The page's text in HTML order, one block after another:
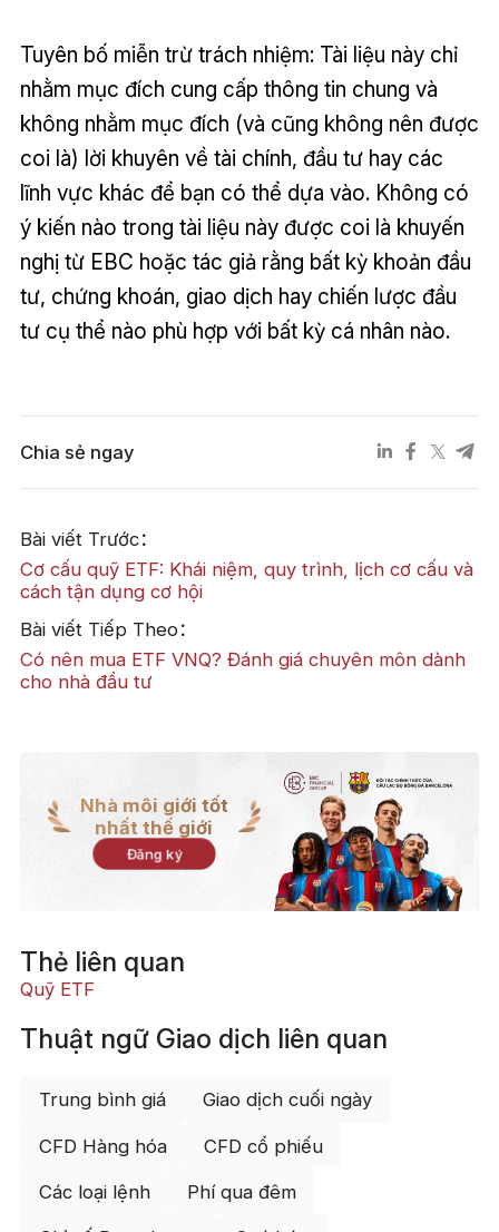
Tuyên bố miễn trừ trách nhiệm: Tài liệu này chỉ
nhằm mục đích cung cấp thông tin chung và
không nhằm mục đích (và cũng không nên được
coi là) lời khuyên về tài chính, đầu tư hay các
lĩnh vực khác để bạn có thể dựa vào. Không có
ý kiến nào trong tài liệu này được coi là khuyến
nghị từ EBC hoặc tác giả rằng bất kỳ khoản đầu
tư, chứng khoán, giao dịch hay chiến lược đầu
tư cụ thể nào phù hợp với bất kỳ cá nhân nào.
Chia sẻ ngay
Bài viết Trước：
Cơ cấu quỹ ETF: Khái niệm, quy trình, lịch cơ cấu và
cách tận dụng cơ hội
Bài viết Tiếp Theo：
Có nên mua ETF VNQ? Đánh giá chuyên môn dành
cho nhà đầu tư
Nhà môi giới tốt
nhất thế giới
Đăng ký
Thẻ liên quan
Quỹ ETF
Thuật ngữ Giao dịch liên quan
Trung bình giá Giao dịch cuối ngày
CFD Hàng hóa CFD cổ phiếu
Các loại lệnh Phí qua đêm